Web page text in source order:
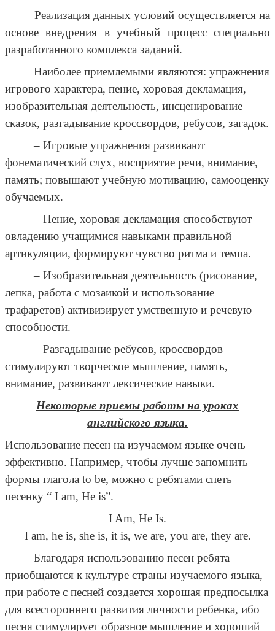
Реализация данных условий осуществляется на
основе внедрения в учебный процесс специально
разработанного комплекса заданий.
Наиболее приемлемыми являются: упражнения
игрового характера, пение, хоровая декламация,
изобразительная деятельность, инсценирование
сказок, разгадывание кроссвордов, ребусов, загадок.
– Игровые упражнения развивают
фонематический слух, восприятие речи, внимание,
память; повышают учебную мотивацию, самооценку
обучаемых.
– Пение, хоровая декламация способствуют
овладению учащимися навыками правильной
артикуляции, формируют чувство ритма и темпа.
– Изобразительная деятельность (рисование,
лепка, работа с мозаикой и использование
трафаретов) активизирует умственную и речевую
способности.
– Разгадывание ребусов, кроссвордов
стимулируют творческое мышление, память,
внимание, развивают лексические навыки.
Некоторые приемы работы на уроках
английского языка.
Использование песен на изучаемом языке очень
эффективно. Например, чтобы лучше запомнить
формы глагола to be, можно с ребятами спеть
песенку “ I am, He is”.
I Am, He Is.
I am, he is, she is, it is, we are, you are, they are.
Благодаря использованию песен ребята
приобщаются к культуре страны изучаемого языка,
при работе с песней создается хорошая предпосылка
для всестороннего развития личности ребенка, ибо
песня стимулирует образное мышление и хороший